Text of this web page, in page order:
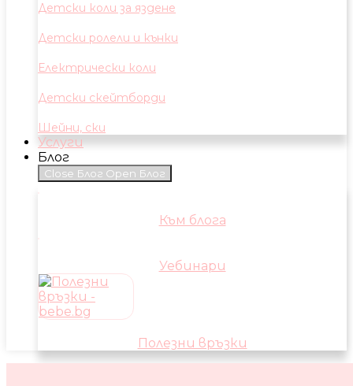
Детски коли за яздене
Детски ролели и кънки
Електрически коли
Детски скейтборди
Шейни, ски
Услуги
Блог
Close Блог Open Блог
Към блога
Уебинари
Полезни връзки